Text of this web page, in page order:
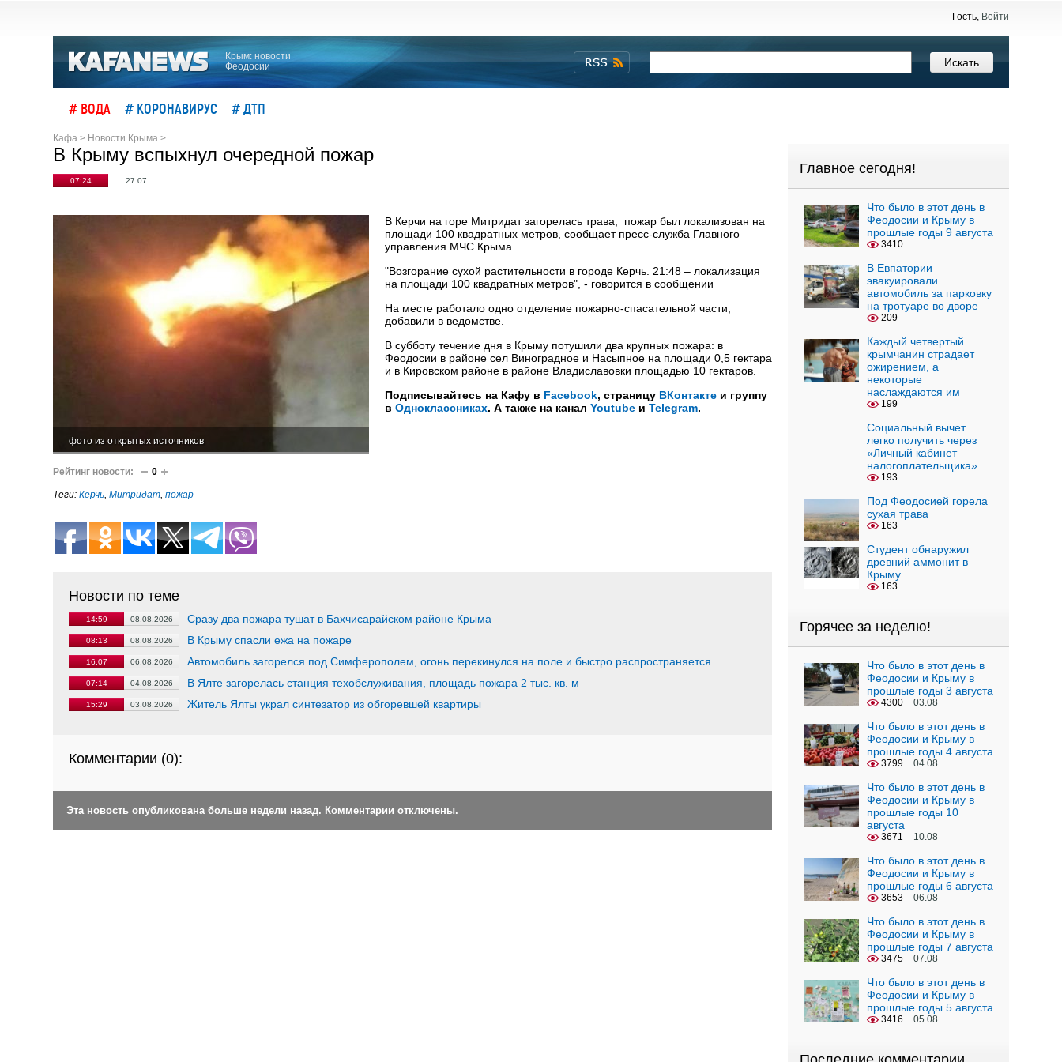
Гость, Войти
Крым: новости
Феодосии
# ВОДА # КОРОНАВИРУС # ДТП
Кафа > Новости Крыма >
В Крыму вспыхнул очередной пожар
07:24 27.07
фото из открытых источников
В Керчи на горе Митридат загорелась трава, пожар был локализован на
площади 100 квадратных метров, сообщает пресс-служба Главного
управления МЧС Крыма.
"Возгорание сухой растительности в городе Керчь. 21:48 – локализация
на площади 100 квадратных метров", - говорится в сообщении
На месте работало одно отделение пожарно-спасательной части,
добавили в ведомстве.
В субботу течение дня в Крыму потушили два крупных пожара: в
Феодосии в районе сел Виноградное и Насыпное на площади 0,5 гектара
и в Кировском районе в районе Владиславовки площадью 10 гектаров.
Подписывайтесь на Кафу в Facebook, страницу ВКонтакте и группу
в Одноклассниках. А также на канал Youtube и Telegram.
Рейтинг новости: 0
Теги: Керчь, Митридат, пожар
Новости по теме
14:59 08.08.2026 Сразу два пожара тушат в Бахчисарайском районе Крыма
08:13 08.08.2026 В Крыму спасли ежа на пожаре
16:07 06.08.2026 Автомобиль загорелся под Симферополем, огонь перекинулся на поле и быстро распространяется
07:14 04.08.2026 В Ялте загорелась станция техобслуживания, площадь пожара 2 тыс. кв. м
15:29 03.08.2026 Житель Ялты украл синтезатор из обгоревшей квартиры
Комментарии (0):
Эта новость опубликована больше недели назад. Комментарии отключены.
Главное сегодня!
Что было в этот день в
Феодосии и Крыму в
прошлые годы 9 августа
3410
В Евпатории
эвакуировали
автомобиль за парковку
на тротуаре во дворе
209
Каждый четвертый
крымчанин страдает
ожирением, а
некоторые
наслаждаются им
199
Социальный вычет
легко получить через
«Личный кабинет
налогоплательщика»
193
Под Феодосией горела
сухая трава
163
Студент обнаружил
древний аммонит в
Крыму
163
Горячее за неделю!
Что было в этот день в
Феодосии и Крыму в
прошлые годы 3 августа
4300 03.08
Что было в этот день в
Феодосии и Крыму в
прошлые годы 4 августа
3799 04.08
Что было в этот день в
Феодосии и Крыму в
прошлые годы 10
августа
3671 10.08
Что было в этот день в
Феодосии и Крыму в
прошлые годы 6 августа
3653 06.08
Что было в этот день в
Феодосии и Крыму в
прошлые годы 7 августа
3475 07.08
Что было в этот день в
Феодосии и Крыму в
прошлые годы 5 августа
3416 05.08